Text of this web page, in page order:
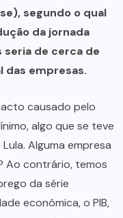
segundo o qual
da jornada
seria de cerca de
das empresas.
causado pelo
algo que se teve
Alguma empresa
Ao contrário, temos
da série
econômica, o PIB,